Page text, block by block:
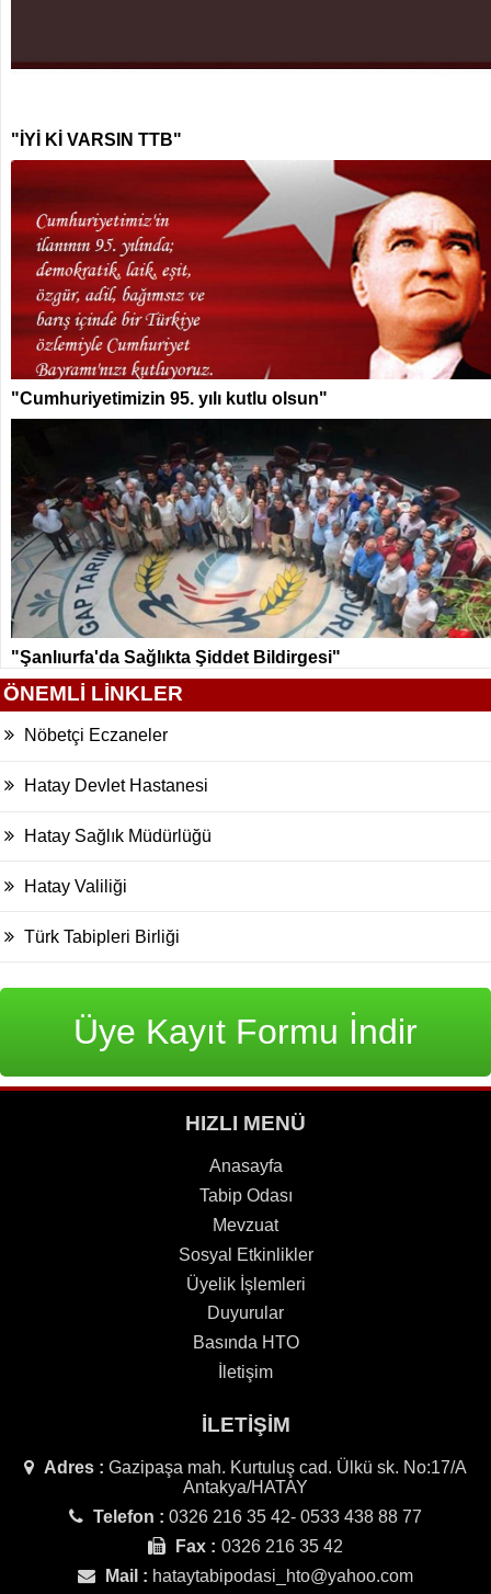
"İYİ Kİ VARSIN TTB"
"Cumhuriyetimizin 95. yılı kutlu olsun"
"Şanlıurfa'da Sağlıkta Şiddet Bildirgesi"
ÖNEMLİ LİNKLER
Nöbetçi Eczaneler
Hatay Devlet Hastanesi
Hatay Sağlık Müdürlüğü
Hatay Valiliği
Türk Tabipleri Birliği
Üye Kayıt Formu İndir
HIZLI MENÜ
Anasayfa
Tabip Odası
Mevzuat
Sosyal Etkinlikler
Üyelik İşlemleri
Duyurular
Basında HTO
İletişim
İLETİŞİM
Adres : Gazipaşa mah. Kurtuluş cad. Ülkü sk. No:17/A
Antakya/HATAY
Telefon : 0326 216 35 42- 0533 438 88 77
Fax : 0326 216 35 42
Mail : hataytabipodasi_hto@yahoo.com